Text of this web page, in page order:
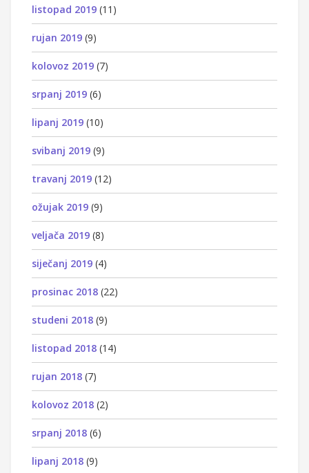
listopad 2019 (11)
rujan 2019 (9)
kolovoz 2019 (7)
srpanj 2019 (6)
lipanj 2019 (10)
svibanj 2019 (9)
travanj 2019 (12)
ožujak 2019 (9)
veljača 2019 (8)
siječanj 2019 (4)
prosinac 2018 (22)
studeni 2018 (9)
listopad 2018 (14)
rujan 2018 (7)
kolovoz 2018 (2)
srpanj 2018 (6)
lipanj 2018 (9)